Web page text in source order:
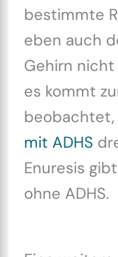
bestimmte
eben auch
Gehirn
es kommt
mit ADHS
Enuresis
ohne ADHS.